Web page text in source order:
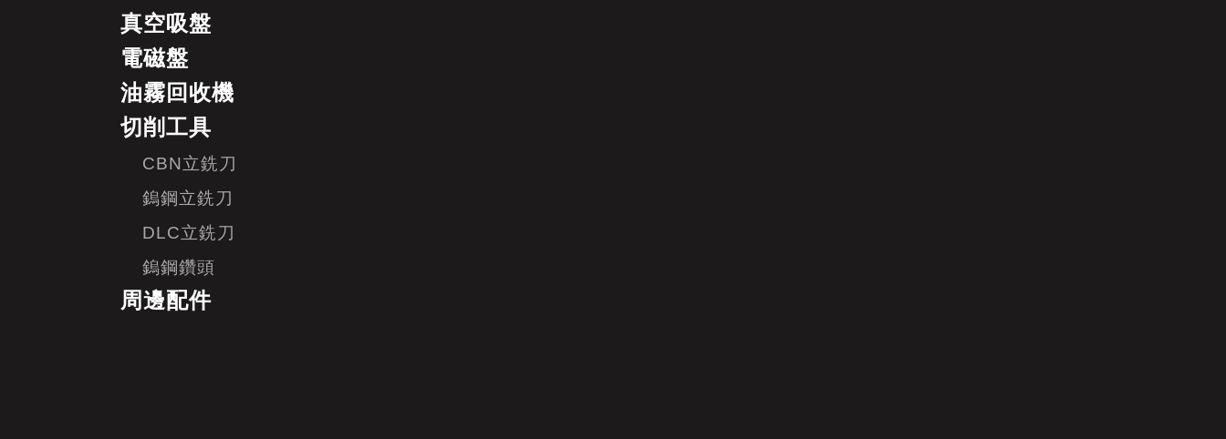
真空吸盤
電磁盤
油霧回收機
切削工具
CBN立銑刀
鎢鋼立銑刀
DLC立銑刀
鎢鋼鑽頭
周邊配件